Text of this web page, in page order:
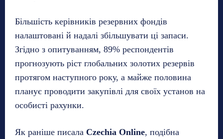
Більшість керівників резервних фондів
налаштовані й надалі збільшувати ці запаси.
Згідно з опитуванням, 89% респондентів
прогнозують ріст глобальних золотих резервів
протягом наступного року, а майже половина
планує проводити закупівлі для своїх установ на
особисті рахунки.
Як раніше писала Czechia Online, подібна